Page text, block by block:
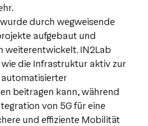
durch wegweisende
aufgebaut und
weiterentwickelt. IN2Lab
die Infrastruktur aktiv zur
beitragen kann, während
von 5G für eine
und effiziente Mobilität